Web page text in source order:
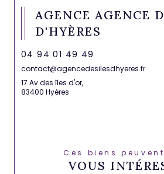
AGENCE AGENCE
D'HYÈRES
04 94 01 49 49
contact@agencedesilesdhyeres.fr
17 Av des îles d'or,
83400 Hyères
Ces biens
VOUS